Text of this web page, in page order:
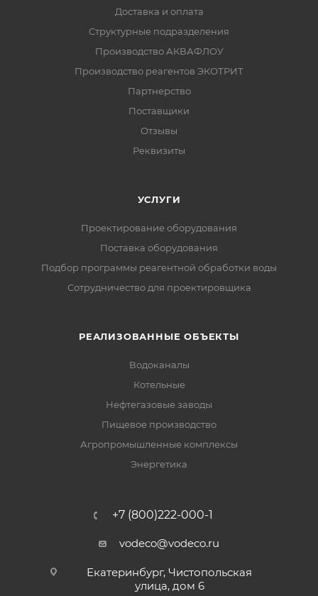
Доставка и оплата
Структурные подразделения
Производство АКВАФЛОУ
Производство реагентов ЭКОТРИТ
Партнерство
Поставщики
Отзывы
Реквизиты
УСЛУГИ
Проектирование оборудования
Поставка оборудования
Подбор программы реагентной обработки воды
Сотрудничество для проектировщика
РЕАЛИЗОВАННЫЕ ОБЪЕКТЫ
Водоканалы
Котельные
Нефтегазовые заводы
Пищевое производство
Агропромышленные комплексы
Энергетика
+7 (800)222-000-1
vodeco@vodeco.ru
Екатеринбург, Чистопольская
улица, дом 6